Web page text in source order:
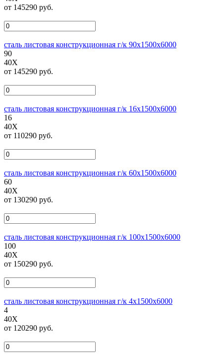
от 145290 руб.
сталь листовая конструкционная г/к 90х1500х6000
90
40Х
от 145290 руб.
сталь листовая конструкционная г/к 16х1500х6000
16
40Х
от 110290 руб.
сталь листовая конструкционная г/к 60х1500х6000
60
40Х
от 130290 руб.
сталь листовая конструкционная г/к 100х1500х6000
100
40Х
от 150290 руб.
сталь листовая конструкционная г/к 4х1500х6000
4
40Х
от 120290 руб.